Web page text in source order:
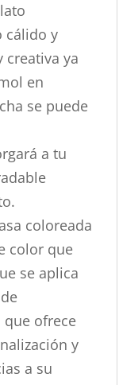
cálido y
creativa ya
en
se puede
a tu
coloreada
color que
se aplica
ofrece
y
a su